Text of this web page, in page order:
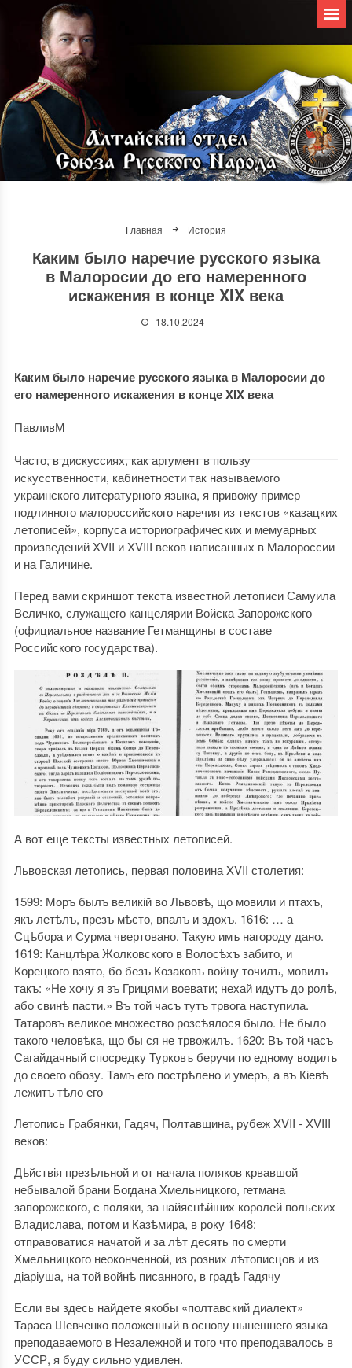
Главная История
Каким было наречие русского языка
в Малоросии до его намеренного
искажения в конце XIX века
18.10.2024
Каким было наречие русского языка в Малоросии до
его намеренного искажения в конце XIX века
ПавливМ
Часто, в дискуссиях, как аргумент в пользу
искусственности, кабинетности так называемого
украинского литературного языка, я привожу пример
подлинного малороссийского наречия из текстов «казацких
летописей», корпуса историографических и мемуарных
произведений XVII и XVIII веков написанных в Малороссии
и на Галичине.
Перед вами скриншот текста известной летописи Самуила
Величко, служащего канцелярии Войска Запорожского
(официальное название Гетманщины в составе
Российского государства).
А вот еще тексты известных летописей.
Львовская летопись, первая половина XVII столетия:
1599: Моръ былъ великій во Львовѣ, що мовили и птахъ,
якъ летѣлъ, презъ мѣсто, впалъ и здохъ. 1616: … а
Сцѣбора и Сурма чвертовано. Такую имъ нагороду дано.
1619: Канцлѣра Жолковского в Волосѣхъ забито, и
Корецкого взято, бо безъ Козаковъ войну точилъ, мовилъ
такъ: «Не хочу я зъ Грицями воевати; нехай идутъ до ролѣ,
або свинѣ пасти.» Въ той часъ тутъ трвога наступила.
Татаровъ великое множество розсѣялося было. Не было
такого человѣка, що бы ся не трвожилъ. 1620: Въ той часъ
Сагайдачный спосредку Турковъ беручи по едному водилъ
до своего обозу. Тамъ его пострѣлено и умеръ, а въ Кіевѣ
лежитъ тѣло его
Летопись Грабянки, Гадяч, Полтавщина, рубеж XVII - XVIII
веков:
Дѣйствія презѣльной и от начала поляков крвавшой
небывалой брани Богдана Хмельницкого, гетмана
запорожского, с поляки, за найяснѣйших королей польских
Владислава, потом и Казѣмира, в року 1648:
отправоватися начатой и за лѣт десять по смерти
Хмельницкого неоконченной, из розних лѣтописцов и из
діаріуша, на той войнѣ писанного, в градѣ Гадячу
Если вы здесь найдете якобы «полтавский диалект»
Тараса Шевченко положенный в основу нынешнего языка
преподаваемого в Незалежной и того что преподавалось в
УССР, я буду сильно удивлен.